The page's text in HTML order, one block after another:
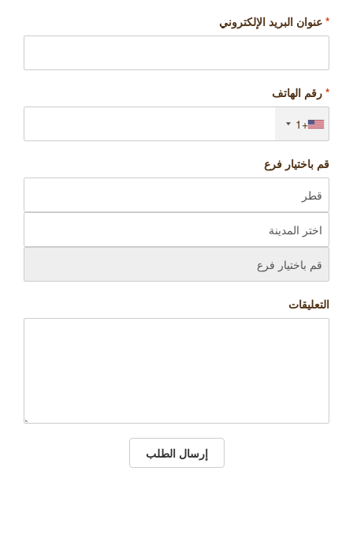
* عنوان البريد الإلكتروني
* رقم الهاتف
+1
قم باختيار فرع
التعليقات
إرسال الطلب